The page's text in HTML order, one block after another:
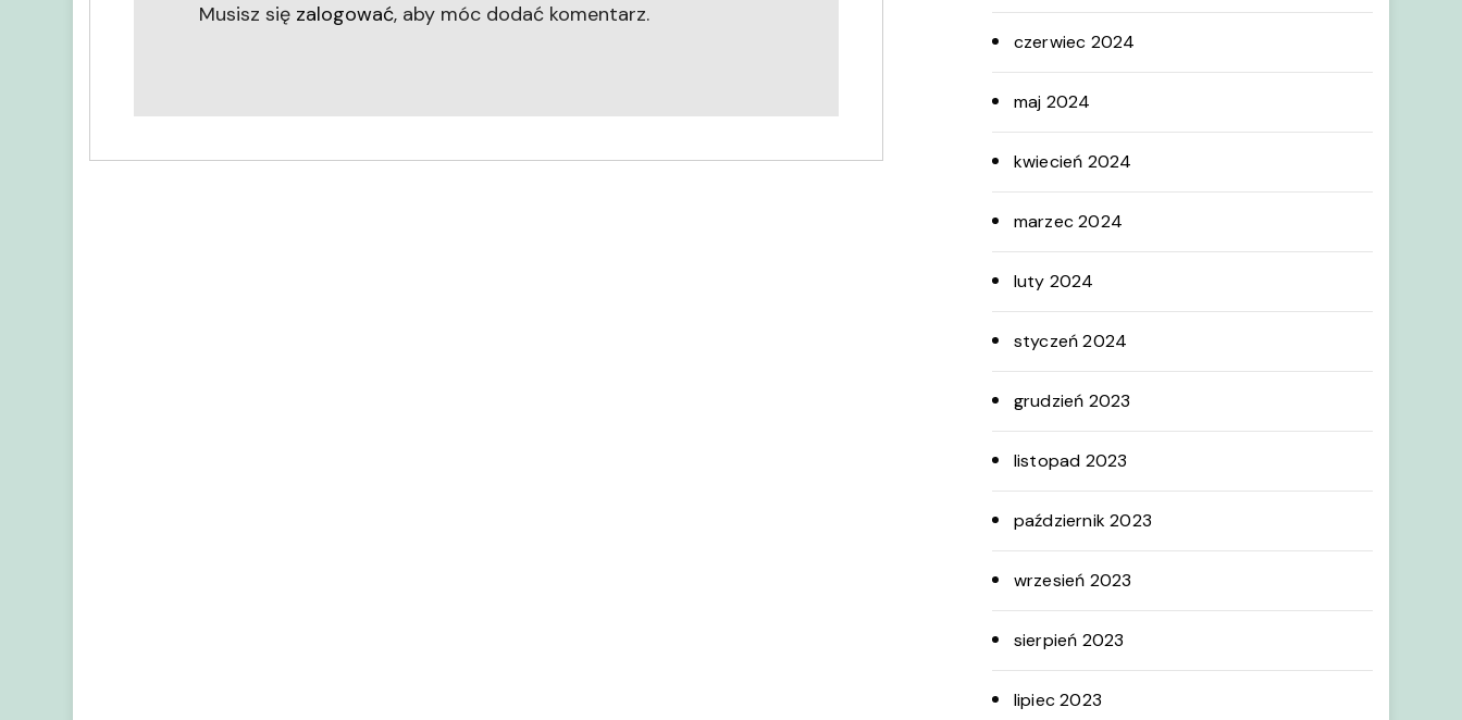
Musisz się zalogować, aby móc dodać komentarz.
czerwiec 2024
maj 2024
kwiecień 2024
marzec 2024
luty 2024
styczeń 2024
grudzień 2023
listopad 2023
październik 2023
wrzesień 2023
sierpień 2023
lipiec 2023